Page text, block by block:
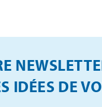
IDÉES DE